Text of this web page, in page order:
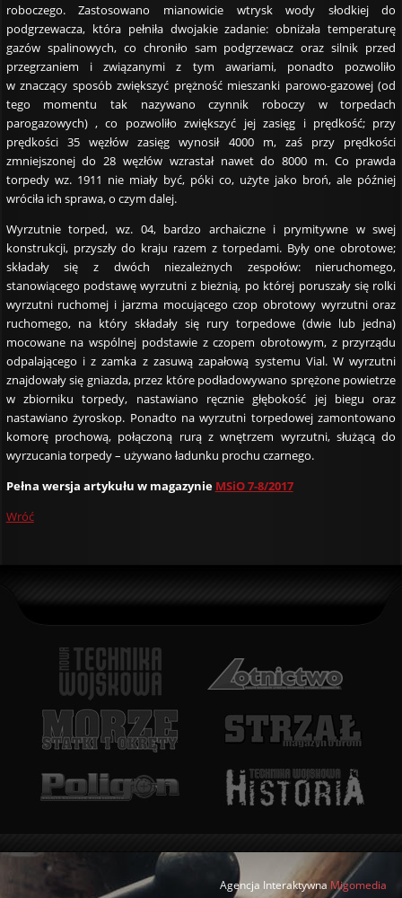
roboczego. Zastosowano mianowicie wtrysk wody słodkiej do
podgrzewacza, która pełniła dwojakie zadanie: obniżała temperaturę
gazów spalinowych, co chroniło sam podgrzewacz oraz silnik przed
przegrzaniem i związanymi z tym awariami, ponadto pozwoliło
w znaczący sposób zwiększyć prężność mieszanki parowo-gazowej (od
tego momentu tak nazywano czynnik roboczy w torpedach
parogazowych) , co pozwoliło zwiększyć jej zasięg i prędkość; przy
prędkości 35 węzłów zasięg wynosił 4000 m, zaś przy prędkości
zmniejszonej do 28 węzłów wzrastał nawet do 8000 m. Co prawda
torpedy wz. 1911 nie miały być, póki co, użyte jako broń, ale później
wróciła ich sprawa, o czym dalej.
Wyrzutnie torped, wz. 04, bardzo archaiczne i prymitywne w swej
konstrukcji, przyszły do kraju razem z torpedami. Były one obrotowe;
składały się z dwóch niezależnych zespołów: nieruchomego,
stanowiącego podstawę wyrzutni z bieżnią, po której poruszały się rolki
wyrzutni ruchomej i jarzma mocującego czop obrotowy wyrzutni oraz
ruchomego, na który składały się rury torpedowe (dwie lub jedna)
mocowane na wspólnej podstawie z czopem obrotowym, z przyrządu
odpalającego i z zamka z zasuwą zapałową systemu Vial. W wyrzutni
znajdowały się gniazda, przez które podładowywano sprężone powietrze
w zbiorniku torpedy, nastawiano ręcznie głębokość jej biegu oraz
nastawiano żyroskop. Ponadto na wyrzutni torpedowej zamontowano
komorę prochową, połączoną rurą z wnętrzem wyrzutni, służącą do
wyrzucania torpedy – używano ładunku prochu czarnego.
Pełna wersja artykułu w magazynie MSiO 7-8/2017
Wróć
Agencja Interaktywna Migomedia